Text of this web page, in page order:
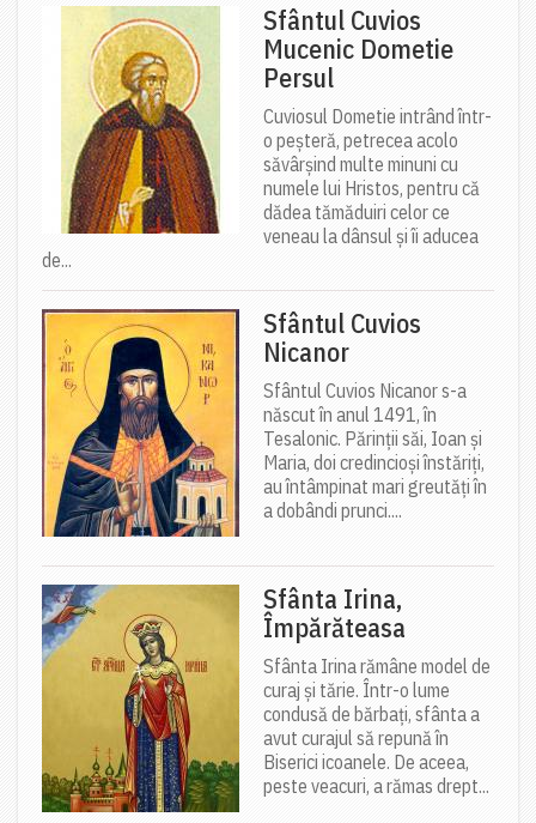
Sfântul Cuvios
Mucenic Dometie
Persul
Cuviosul Dometie intrând într-
o peșteră, petrecea acolo
săvârșind multe minuni cu
numele lui Hristos, pentru că
dădea tămăduiri celor ce
veneau la dânsul și îi aducea
de...
Sfântul Cuvios
Nicanor
Sfântul Cuvios Nicanor s-a
născut în anul 1491, în
Tesalonic. Părinții săi, Ioan și
Maria, doi credincioși înstăriți,
au întâmpinat mari greutăți în
a dobândi prunci....
Sfânta Irina,
Împărăteasa
Sfânta Irina rămâne model de
curaj și tărie. Într-o lume
condusă de bărbați, sfânta a
avut curajul să repună în
Biserici icoanele. De aceea,
peste veacuri, a rămas drept...